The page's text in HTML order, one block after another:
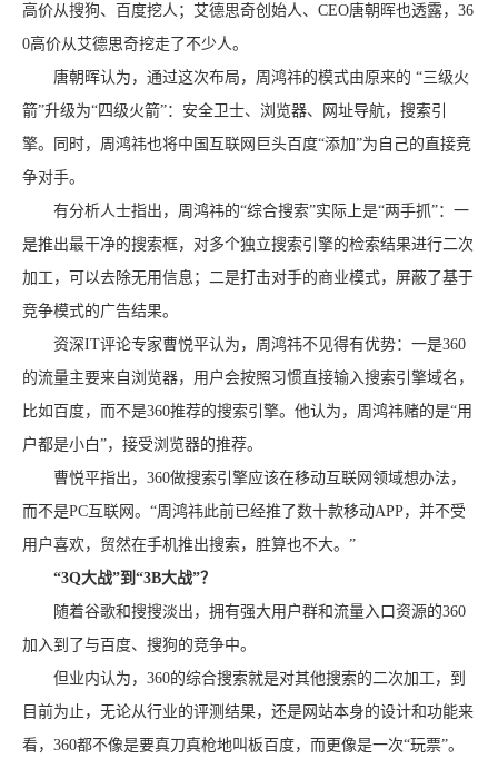
高价从搜狗、百度挖人；艾德思奇创始人、CEO唐朝晖也透露，36
0高价从艾德思奇挖走了不少人。
唐朝晖认为，通过这次布局，周鸿祎的模式由原来的 “三级火
箭”升级为“四级火箭”：安全卫士、浏览器、网址导航，搜索引
擎。同时，周鸿祎也将中国互联网巨头百度“添加”为自己的直接竞
争对手。
有分析人士指出，周鸿祎的“综合搜索”实际上是“两手抓”：一
是推出最干净的搜索框，对多个独立搜索引擎的检索结果进行二次
加工，可以去除无用信息；二是打击对手的商业模式，屏蔽了基于
竞争模式的广告结果。
资深IT评论专家曹悦平认为，周鸿祎不见得有优势：一是360
的流量主要来自浏览器，用户会按照习惯直接输入搜索引擎域名，
比如百度，而不是360推荐的搜索引擎。他认为，周鸿祎赌的是“用
户都是小白”，接受浏览器的推荐。
曹悦平指出，360做搜索引擎应该在移动互联网领域想办法，
而不是PC互联网。“周鸿祎此前已经推了数十款移动APP，并不受
用户喜欢，贸然在手机推出搜索，胜算也不大。”
“3Q大战”到“3B大战”？
随着谷歌和搜搜淡出，拥有强大用户群和流量入口资源的360
加入到了与百度、搜狗的竞争中。
但业内认为，360的综合搜索就是对其他搜索的二次加工，到
目前为止，无论从行业的评测结果，还是网站本身的设计和功能来
看，360都不像是要真刀真枪地叫板百度，而更像是一次“玩票”。